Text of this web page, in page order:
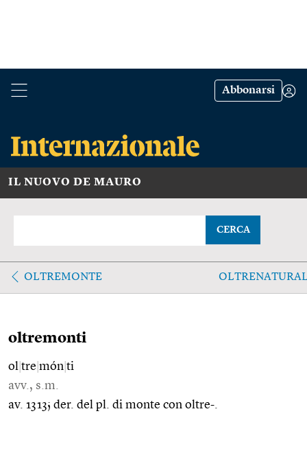
Abbonarsi
IL NUOVO DE MAURO
CERCA
OLTREMONTE
oltremonti
ol tre món ti
avv., s.m.
av. 1313; der. del pl. di monte con oltre-.